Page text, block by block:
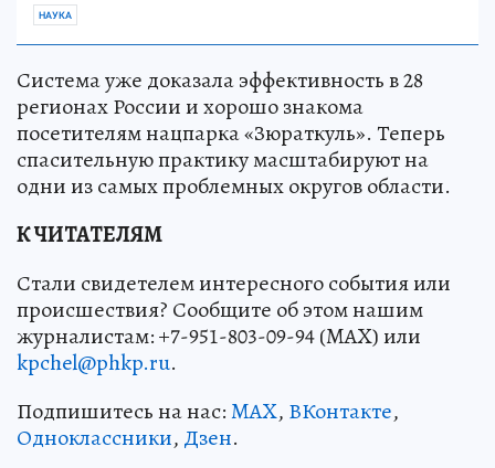
НАУКА
Система уже доказала эффективность в 28
регионах России и хорошо знакома
посетителям нацпарка «Зюраткуль». Теперь
спасительную практику масштабируют на
одни из самых проблемных округов области.
К ЧИТАТЕЛЯМ
Стали свидетелем интересного события или
происшествия? Сообщите об этом нашим
журналистам: +7-951-803-09-94 (MAX) или
kpchel@phkp.ru.
Подпишитесь на нас:MAX, ВКонтакте,
Одноклассники, Дзен.